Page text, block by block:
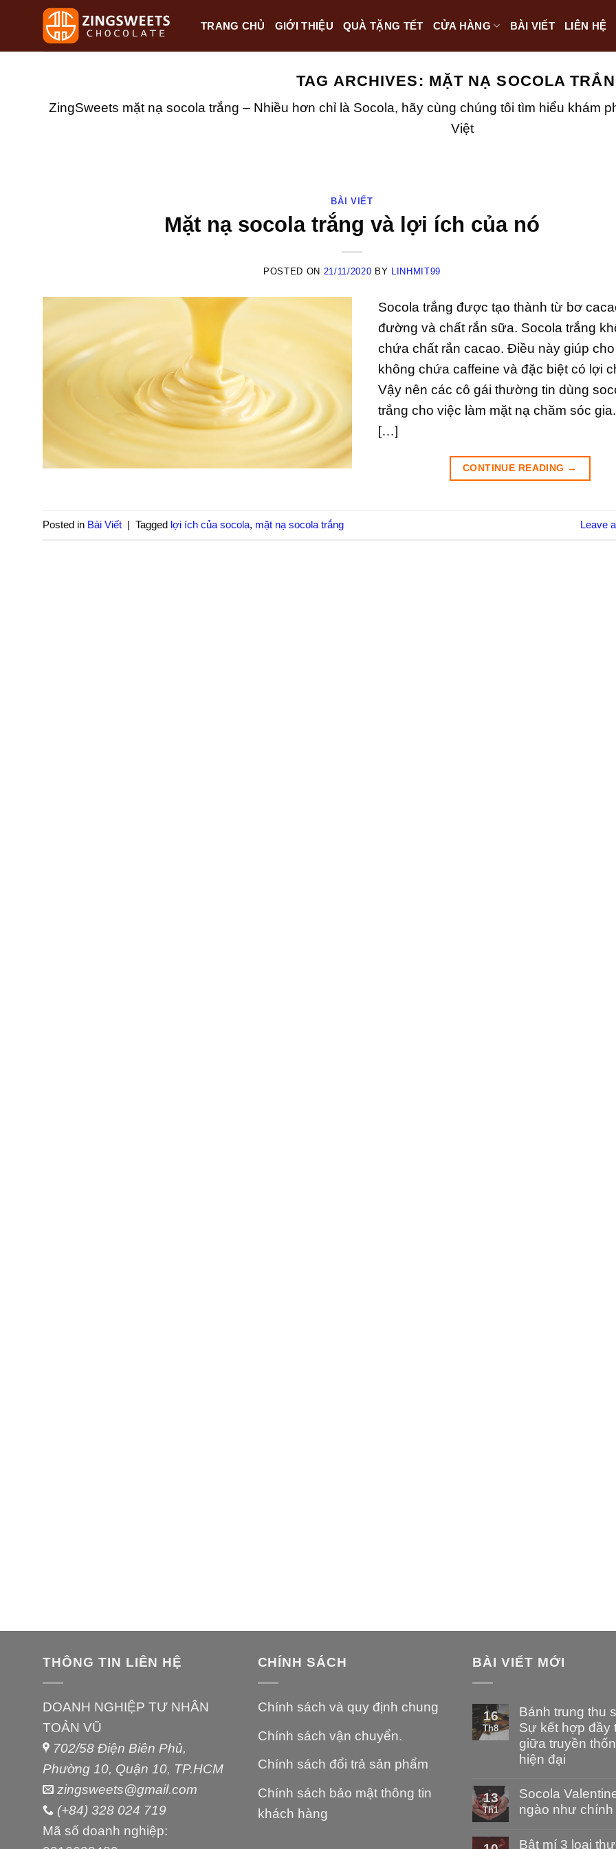
content
TRANG CHỦ GIỚI THIỆU QUÀ TẶNG TẾT CỬA HÀNG BÀI VIẾT LIÊN HỆ
TAG ARCHIVES: MẶT NẠ SOCOLA
ZingSweets mặt nạ socola trắng – Nhiều hơn chỉ là Socola, hãy cùng chúng tôi tìm hiểu khám
Việt
BÀI VIẾT
Mặt nạ socola trắng và lợi ích của nó
POSTED ON 21/11/2020 BY LINHMIT99
Socola trắng được tạo thành từ bơ
đường và chất rắn sữa. Socola trắng
chứa chất rắn cacao. Điều này giúp
không chứa caffeine và đặc biệt có lợi
Vậy nên các cô gái thường tin dùng
trắng cho việc làm mặt nạ chăm sóc
[…]
CONTINUE READING →
Posted in Bài Viết | Tagged lợi ích của socola, mặt nạ socola trắng Leave
THÔNG TIN LIÊN HỆ
DOANH NGHIỆP TƯ NHÂN
TOẢN VŨ
702/58 Điện Biên Phủ,
Phường 10, Quận 10, TP.HCM
zingsweets@gmail.com
(+84) 328 024 719
Mã số doanh nghiệp:
CHÍNH SÁCH
Chính sách và quy định chung
Chính sách vận chuyển.
Chính sách đổi trả sản phẩm
Chính sách bảo mật thông tin
khách hàng
BÀI VIẾT MỚI
16
Th8
Bánh trung thu
Sự kết hợp đầy
giữa truyền
hiện đại
13
Th1
Socola
ngào như chính
Bật mí 3 loại